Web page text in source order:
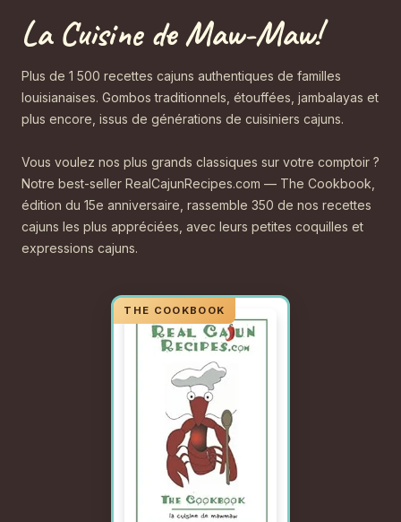
La Cuisine de Maw-Maw!
Plus de 1 500 recettes cajuns authentiques de familles
louisianaises. Gombos traditionnels, étouffées, jambalayas et
plus encore, issus de générations de cuisiniers cajuns.
Vous voulez nos plus grands classiques sur votre comptoir ?
Notre best-seller RealCajunRecipes.com — The Cookbook,
édition du 15e anniversaire, rassemble 350 de nos recettes
cajuns les plus appréciées, avec leurs petites coquilles et
expressions cajuns.